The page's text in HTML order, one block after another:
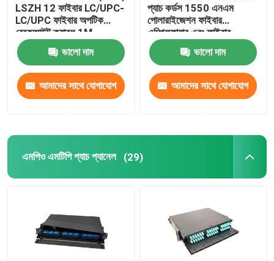
LSZH 12 ফাইবার LC/UPC-
LC/UPC ফাইবার অপটিক
ব্রেকআউট ক্যাবল 1M
ভালো দাম
আমাদের সাথে যোগাযোগ
প্যাচ কর্ডস 1550 এনএম
পোলারাইজেশন ফাইবার
এম্প্লিফায়ার এবং ফাইবার
লেজারের জন্য পিএমএফ প্যাচ কর্ড
বজায় রাখা
ভালো দাম
আমাদের সাথে যোগাযোগ
এমপিও এমটিপি প্যাচ প্যানেল (29)